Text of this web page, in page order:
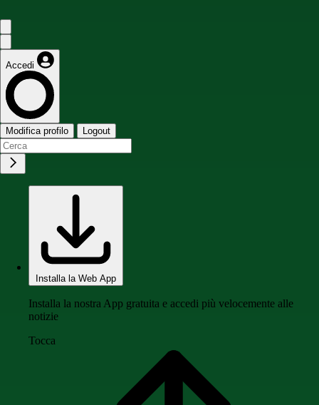
Accedi
Modifica profilo Logout
Installa la Web App
Installa la nostra App gratuita e accedi più velocemente alle
notizie
Tocca